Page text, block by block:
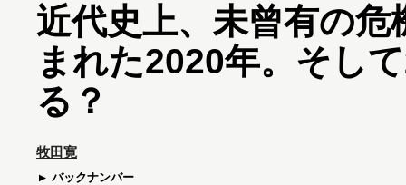
近代史上、未曾有の
まれた2020年。そし
る？
牧田寛
バックナンバー